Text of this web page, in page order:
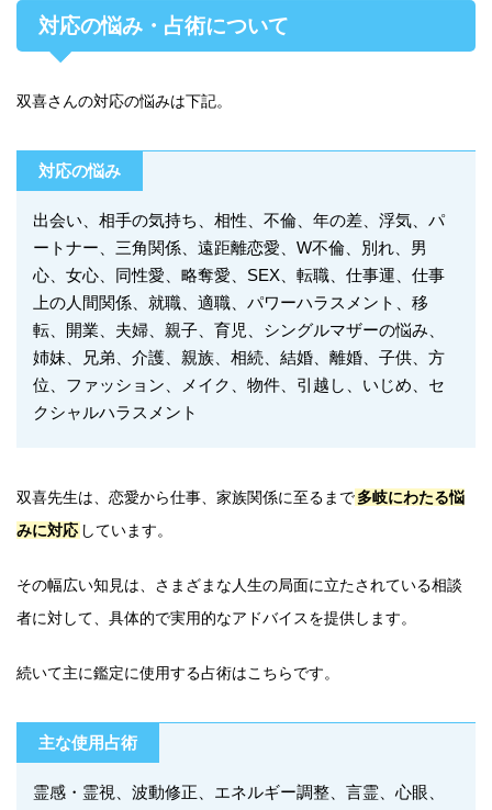
対応の悩み・占術について
双喜さんの対応の悩みは下記。
対応の悩み
出会い、相手の気持ち、相性、不倫、年の差、浮気、パ
ートナー、三角関係、遠距離恋愛、W不倫、別れ、男
心、女心、同性愛、略奪愛、SEX、転職、仕事運、仕事
上の人間関係、就職、適職、パワーハラスメント、移
転、開業、夫婦、親子、育児、シングルマザーの悩み、
姉妹、兄弟、介護、親族、相続、結婚、離婚、子供、方
位、ファッション、メイク、物件、引越し、いじめ、セ
クシャルハラスメント
双喜先生は、恋愛から仕事、家族関係に至るまで多岐にわたる悩
みに対応 しています。
その幅広い知見は、さまざまな人生の局面に立たされている相談
者に対して、具体的で実用的なアドバイスを提供します。
続いて主に鑑定に使用する占術はこちらです。
主な使用占術
霊感・霊視、波動修正、エネルギー調整、言霊、心眼、